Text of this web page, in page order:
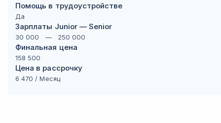
Помощь в трудоустройстве
Да
Зарплаты Junior — Senior
30 000 — 250 000
Финальная цена
158 500
Цена в рассрочку
6 470 / Месяц